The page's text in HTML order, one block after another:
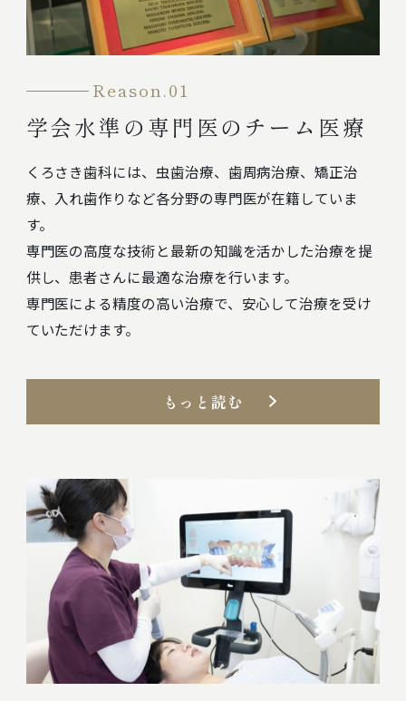
Reason.01
学会水準の専門医のチーム医療
くろさき歯科には、虫歯治療、歯周病治療、矯正治
療、入れ歯作りなど各分野の専門医が在籍していま
す。
専門医の高度な技術と最新の知識を活かした治療を提
供し、患者さんに最適な治療を行います。
専門医による精度の高い治療で、安心して治療を受け
ていただけます。
もっと読む